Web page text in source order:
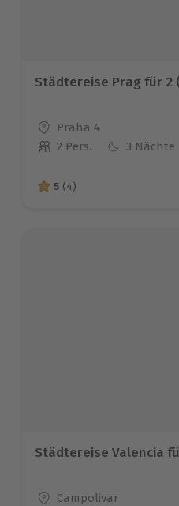
Städtereise Prag für 2
Standort
Praha 4
Anzahl der Teilnehmer
2 Pers. 3 Nächte
5 von 5 Sternen
5 (4)
Städtereise Valencia
Standort
Campolivar